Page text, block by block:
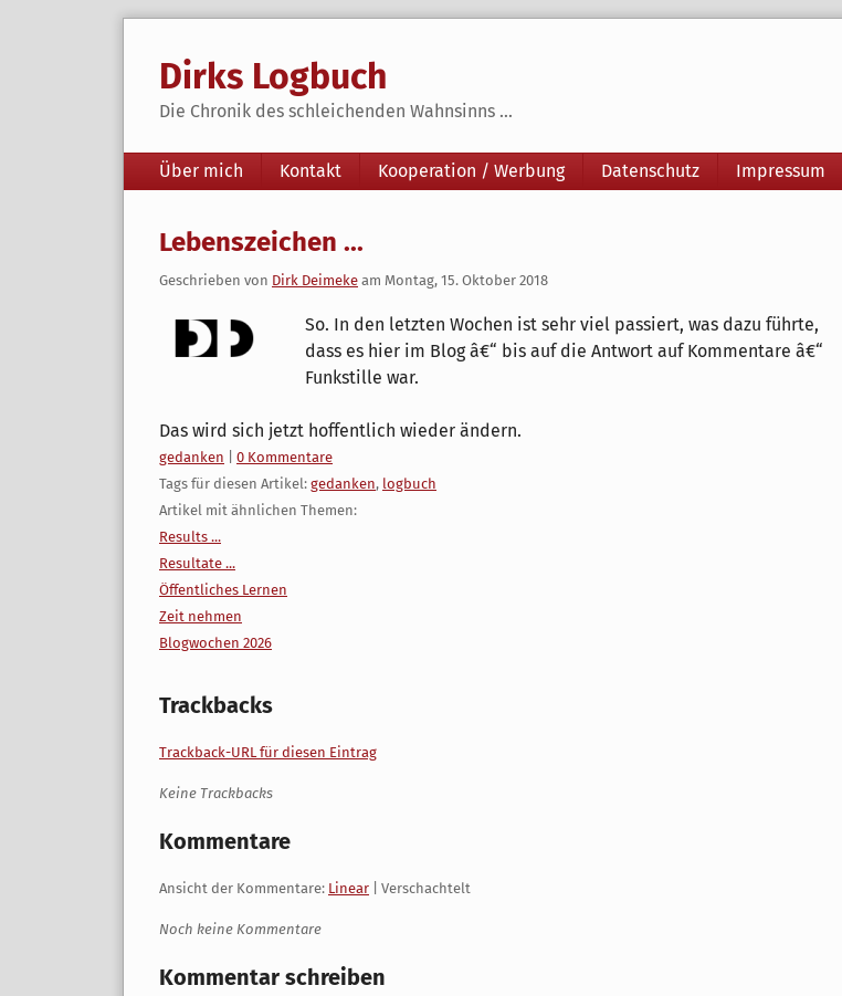
Dirks Logbuch
Die Chronik des schleichenden Wahnsinns ...
Navigation
Über mich Kontakt Kooperation / Werbung Datenschutz Impressum
Lebenszeichen ...
Geschrieben von Dirk Deimeke am Montag, 15. Oktober 2018
So. In den letzten Wochen ist sehr viel passiert, was dazu führte,
dass es hier im Blog â€“ bis auf die Antwort auf Kommentare â€“
Funkstille war.
Das wird sich jetzt hoffentlich wieder ändern.
Kategorien:
gedanken
0 Kommentare
Tags für diesen Artikel: gedanken, logbuch
Artikel mit ähnlichen Themen:
Results ...
Resultate ...
Öffentliches Lernen
Zeit nehmen
Blogwochen 2026
Trackbacks
Trackback-URL für diesen Eintrag
Keine Trackbacks
Kommentare
Ansicht der Kommentare: Linear | Verschachtelt
Noch keine Kommentare
Kommentar schreiben